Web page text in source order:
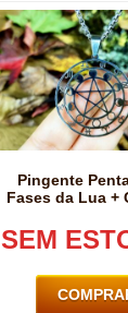
Pingente
Fases da Lua +
SEM